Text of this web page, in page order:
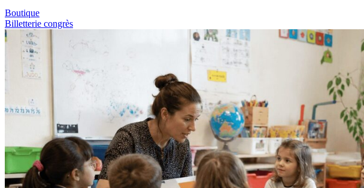
Boutique
Billetterie congrès